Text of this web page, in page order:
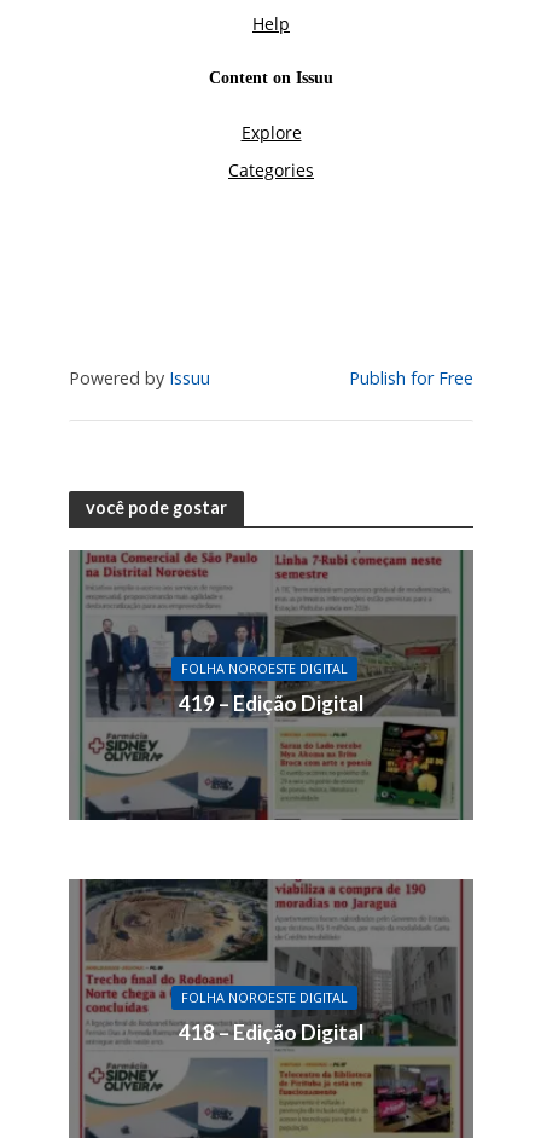
Powered by Issuu Publish for Free
você pode gostar
FOLHA NOROESTE DIGITAL
419 – Edição Digital
FOLHA NOROESTE DIGITAL
418 – Edição Digital